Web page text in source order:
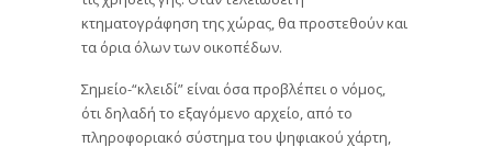
κτηματογράφηση της χώρας, θα προστεθούν και
τα όρια όλων των οικοπέδων.
Σημείο-“κλειδί” είναι όσα προβλέπει ο νόμος,
ότι δηλαδή το εξαγόμενο αρχείο, από το
πληροφοριακό σύστημα του ψηφιακού χάρτη,